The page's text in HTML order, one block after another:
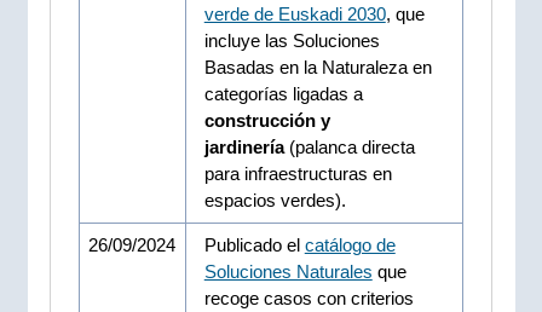
verde de Euskadi 2030, que
incluye las Soluciones
Basadas en la Naturaleza en
categorías ligadas a
construcción y
jardinería(palanca directa
para infraestructuras en
espacios verdes).
26/09/2024 Publicado el catálogo ​de
Soluciones Naturales que
recoge casos con criterios